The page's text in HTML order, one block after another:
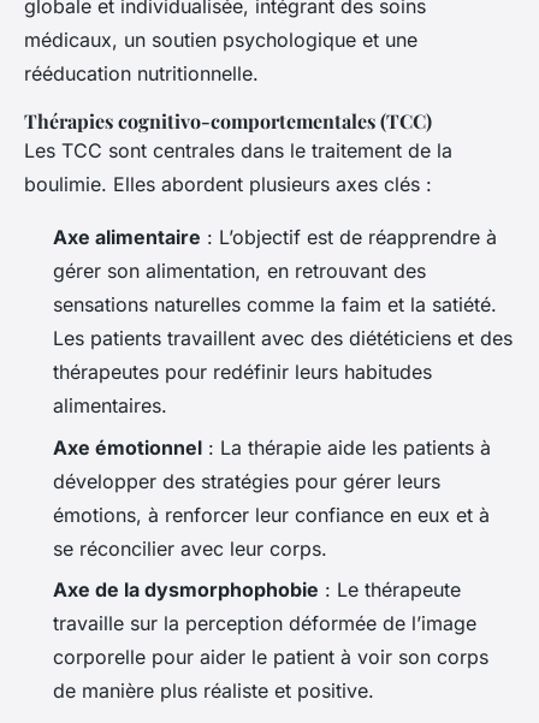
globale et individualisée, intégrant des soins
médicaux, un soutien psychologique et une
rééducation nutritionnelle.
Thérapies cognitivo-comportementales (TCC)
Les TCC sont centrales dans le traitement de la
boulimie. Elles abordent plusieurs axes clés :
Axe alimentaire : L’objectif est de réapprendre à
gérer son alimentation, en retrouvant des
sensations naturelles comme la faim et la satiété.
Les patients travaillent avec des diététiciens et des
thérapeutes pour redéfinir leurs habitudes
alimentaires.
Axe émotionnel : La thérapie aide les patients à
développer des stratégies pour gérer leurs
émotions, à renforcer leur confiance en eux et à
se réconcilier avec leur corps.
Axe de la dysmorphophobie : Le thérapeute
travaille sur la perception déformée de l’image
corporelle pour aider le patient à voir son corps
de manière plus réaliste et positive.